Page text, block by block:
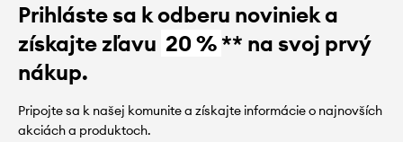
Prihláste sa k odberu noviniek a
získajte zľavu 20 %** na svoj prvý
nákup.
Pripojte sa k našej komunite a získajte informácie o najnovších
akciách a produktoch.